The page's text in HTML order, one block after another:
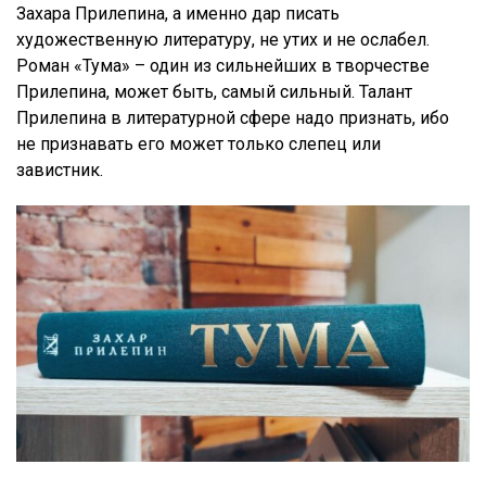
Захара Прилепина, а именно дар писать
художественную литературу, не утих и не ослабел.
Роман «Тума» – один из сильнейших в творчестве
Прилепина, может быть, самый сильный. Талант
Прилепина в литературной сфере надо признать, ибо
не признавать его может только слепец или
завистник.